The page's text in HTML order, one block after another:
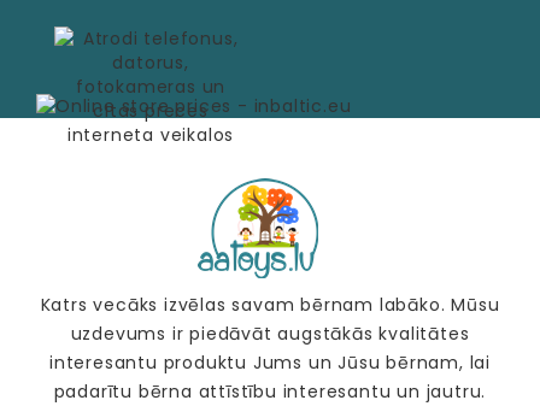
Katrs vecāks izvēlas savam bērnam labāko. Mūsu
uzdevums ir piedāvāt augstākās kvalitātes
interesantu produktu Jums un Jūsu bērnam, lai
padarītu bērna attīstību interesantu un jautru.